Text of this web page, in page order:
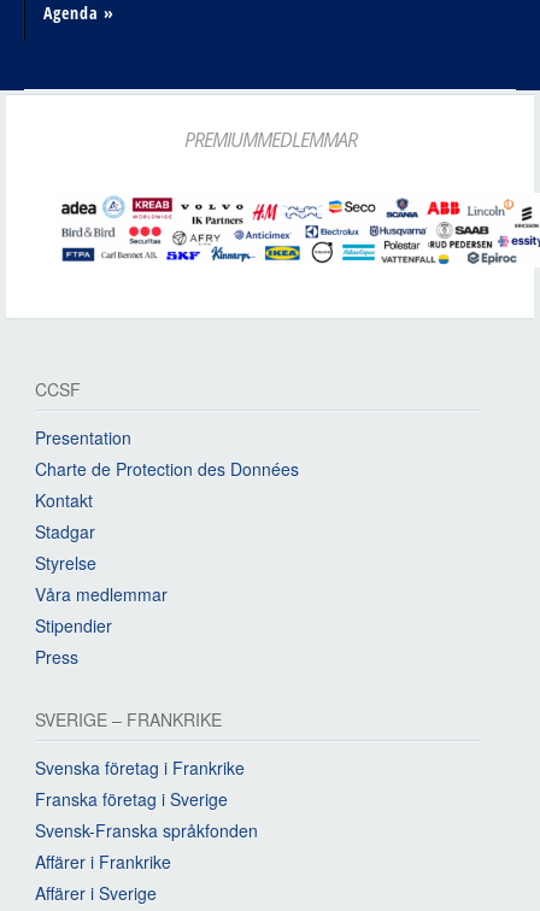
Agenda »
PREMIUMMEDLEMMAR
CCSF
Presentation
Charte de Protection des Données
Kontakt
Stadgar
Styrelse
Våra medlemmar
Stipendier
Press
SVERIGE – FRANKRIKE
Svenska företag i Frankrike
Franska företag i Sverige
Svensk-Franska språkfonden
Affärer i Frankrike
Affärer i Sverige